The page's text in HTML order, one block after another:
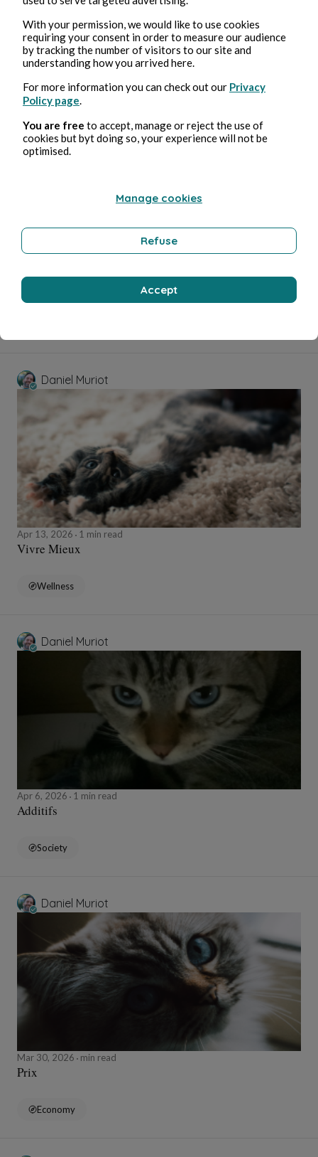
Jeud'IA
AI
Daniel Muriot
Barquette
Daniel Muriot
Apr 13, 2026 1 min read
Vivre Mieux
Wellness
Daniel Muriot
Apr 6, 2026 1 min read
Additifs
Society
Daniel Muriot
Mar 30, 2026 min read
Prix
Economy
With your permission, we would like to use cookies
requiring your consent in order to measure our audience
by tracking the number of visitors to our site and
understanding how you arrived here.
For more information you can check out our Privacy
Policy page
You are free to accept, manage or reject the use of
cookies but byt doing so, your experience will not be
optimised.
Manage cookies
Refuse
Accept